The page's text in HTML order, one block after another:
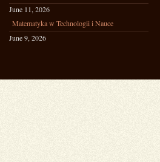
June 11, 2026
Matematyka w Technologii i Nauce
June 9, 2026